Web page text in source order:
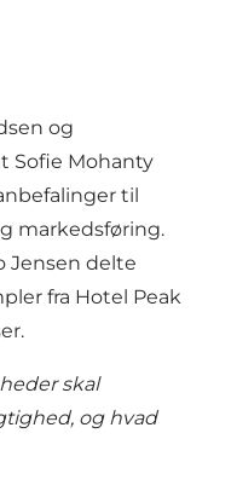
og
Sofie Mohanty
til
markedsføring.
Jensen delte
fra Hotel Peak
skal
og hvad